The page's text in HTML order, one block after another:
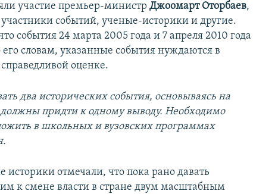
участие премьер-министрДжоомарт Оторбаев,
участники событий, ученые-историки и другие.
события 24 марта 2005 года и 7 апреля 2010 года
словам, указанные события нуждаются в
оценке.
два исторических события, основываясь на
придти к одному выводу. Необходимо
в школьных и вузовских программах
отмечали, что пока рано давать
к смене власти в стране двум масштабным